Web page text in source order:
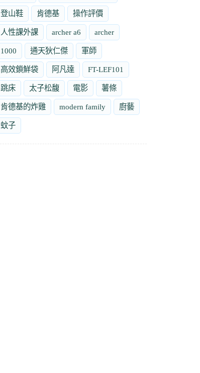
登山鞋 肯德基 操作評價
人性課外課 archer a6 archer
1000 通天狄仁傑 軍師
高效鎖鮮袋 阿凡達 FT-LEF101
跳床 太子松馥 電影 薯條
肯德基的炸雞 modern family 廚藝
蚊子